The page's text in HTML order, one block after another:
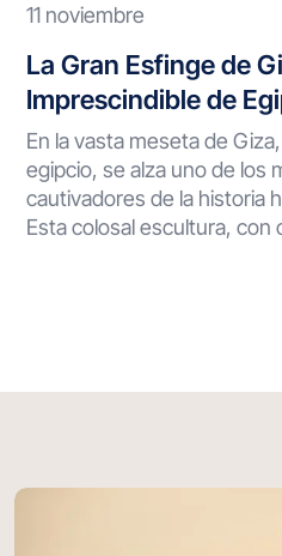
11 noviembre
La Gran Esfinge de
Imprescindible de
En la vasta meseta de
egipcio, se alza uno de los
cautivadores de la historia
Esta colosal escultura,
una proeza arquitectónica
alcanza 20 metros de
necrópolis de Giza, cerca